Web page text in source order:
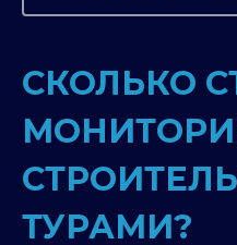
СКОЛЬКО
ТУРАМИ?